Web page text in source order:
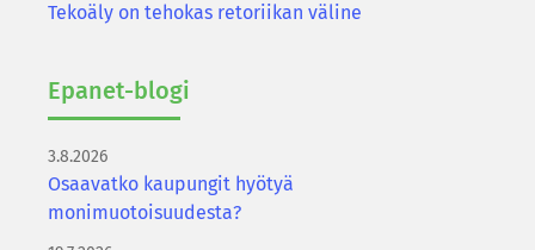
Tekoäly on tehokas retoriikan väline
Epanet-​blogi
3.8.2026
Osaavatko kaupungit hyötyä
monimuotoisuudesta?